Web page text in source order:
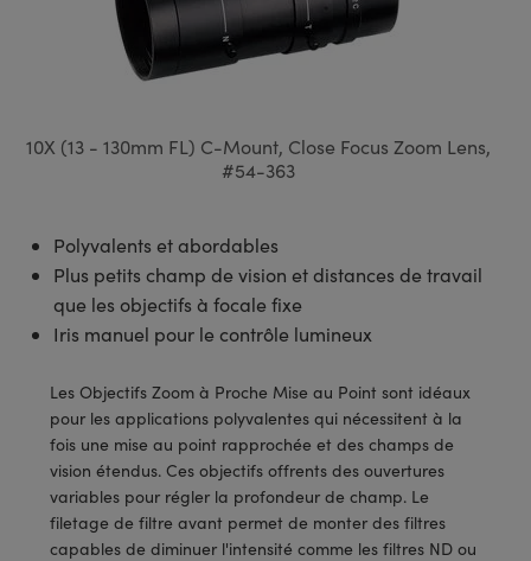
Optiques de SCHOTT
Optiques Traités par
Diffractifs (DOE)
Optiques
de Faisceaux Laser
Microscopie Laser
Laser
Optomécaniques
: Optomécanique
de Microscopie
Modulaires Zoom
la Microscopie
Micromètres
de Microscopie
et
Vision Labs
et Composants
pour Caméras
Optiques Actifs
quantiques
par cohérence optique
Development Systems
Optical
Optiques Lightpath ®
: Laboratoire et
de Série: Mires
de Série: Test et Détection
Test et Détection
: Laboratoire ou
10X (13 - 130mm FL) C-Mount, Close Focus Zoom Lens,
#54-363
Polyvalents et abordables
Plus petits champ de vision et distances de travail
que les objectifs à focale fixe
Iris manuel pour le contrôle lumineux
Les Objectifs Zoom à Proche Mise au Point sont idéaux
pour les applications polyvalentes qui nécessitent à la
fois une mise au point rapprochée et des champs de
vision étendus. Ces objectifs offrents des ouvertures
variables pour régler la profondeur de champ. Le
filetage de filtre avant permet de monter des filtres
capables de diminuer l'intensité comme les filtres ND ou